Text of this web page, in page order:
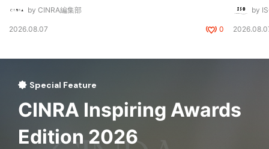
by CINRA編集部
2026.08.07 0
by
Special Feature
CINRA Inspiring Awards
Edition 2026